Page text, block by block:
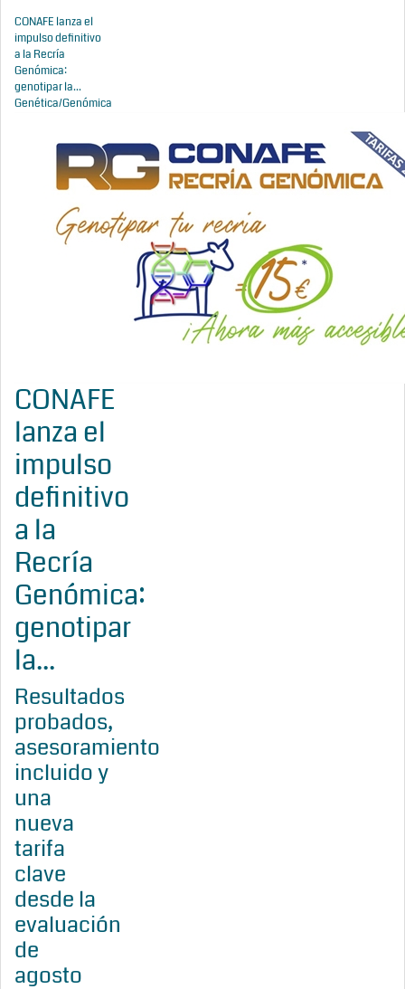
CONAFE lanza el
impulso definitivo
a la Recría
Genómica:
genotipar la...
Genética/Genómica
CONAFE
lanza el
impulso
definitivo
a la
Recría
Genómica:
genotipar
la...
Resultados
probados,
asesoramiento
incluido y
una
nueva
tarifa
clave
desde la
evaluación
de
agosto